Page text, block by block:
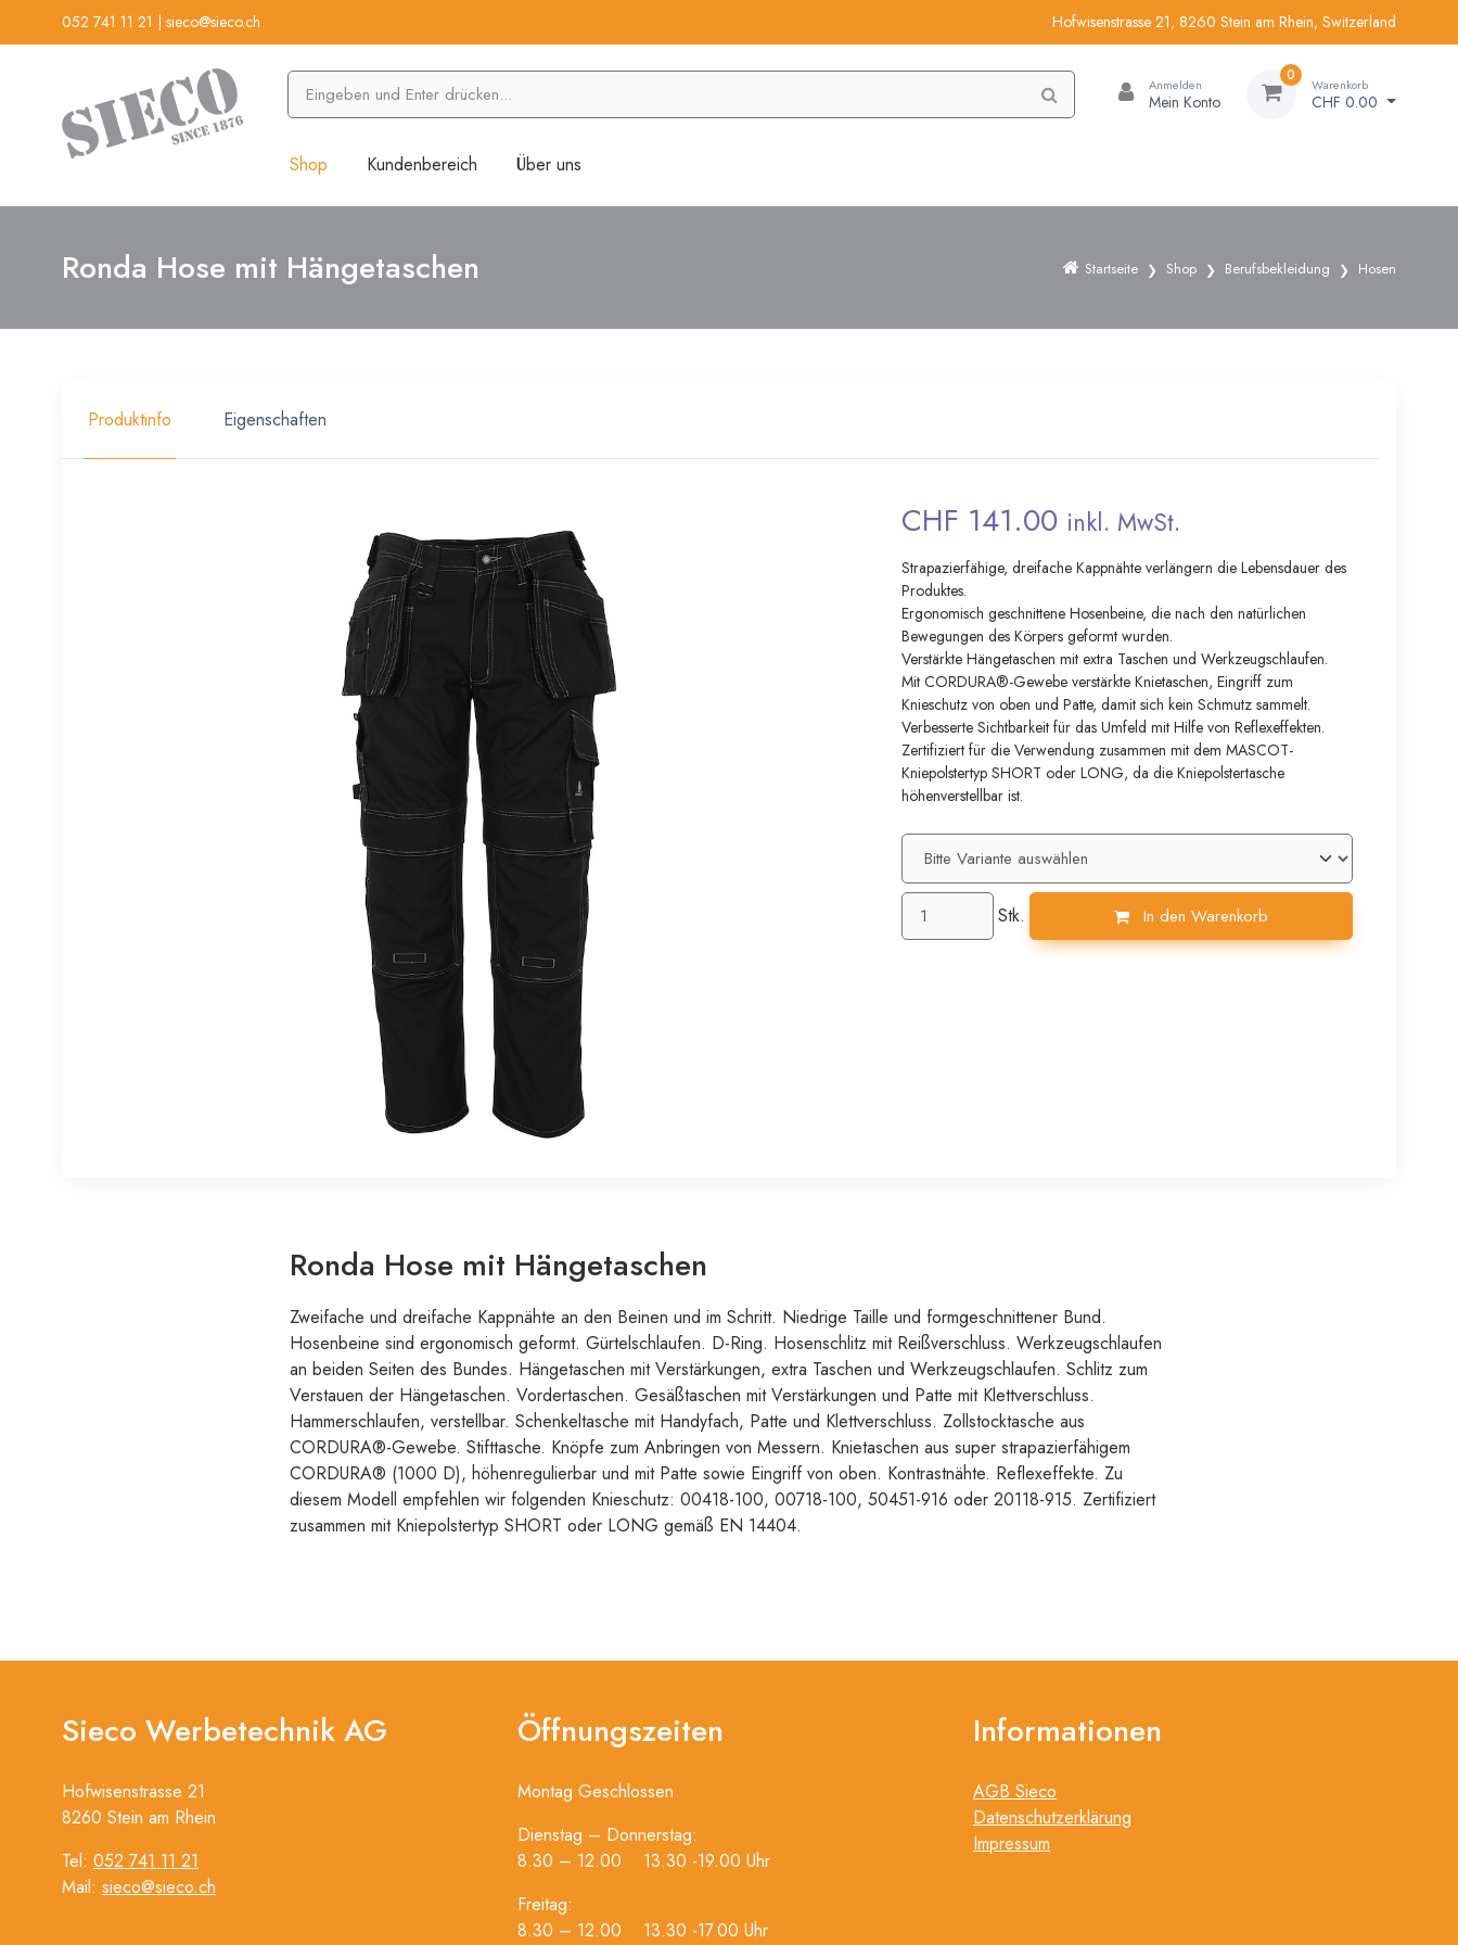
052 741 11 21 sieco@sieco.ch Hofwisenstrasse 21, 8260 Stein am Rhein, Switzerland
Anmelden
Mein Konto
0 Warenkorb
CHF 0.00
Shop Kundenbereich Über uns
Startseite Shop Berufsbekleidung Hosen
Ronda Hose mit Hängetaschen
Produktinfo Eigenschaften
CHF 141.00 inkl. MwSt.
Strapazierfähige, dreifache Kappnähte verlängern die Lebensdauer des
Produktes.
Ergonomisch geschnittene Hosenbeine, die nach den natürlichen
Bewegungen des Körpers geformt wurden.
Verstärkte Hängetaschen mit extra Taschen und Werkzeugschlaufen.
Mit CORDURA®-Gewebe verstärkte Knietaschen, Eingriff zum
Knieschutz von oben und Patte, damit sich kein Schmutz sammelt.
Verbesserte Sichtbarkeit für das Umfeld mit Hilfe von Reflexeffekten.
Zertifiziert für die Verwendung zusammen mit dem MASCOT-
Kniepolstertyp SHORT oder LONG, da die Kniepolstertasche
höhenverstellbar ist.
Stk. In den Warenkorb
Ronda Hose mit Hängetaschen
Zweifache und dreifache Kappnähte an den Beinen und im Schritt. Niedrige Taille und formgeschnittener Bund.
Hosenbeine sind ergonomisch geformt. Gürtelschlaufen. D-Ring. Hosenschlitz mit Reißverschluss. Werkzeugschlaufen
an beiden Seiten des Bundes. Hängetaschen mit Verstärkungen, extra Taschen und Werkzeugschlaufen. Schlitz zum
Verstauen der Hängetaschen. Vordertaschen. Gesäßtaschen mit Verstärkungen und Patte mit Klettverschluss.
Hammerschlaufen, verstellbar. Schenkeltasche mit Handyfach, Patte und Klettverschluss. Zollstocktasche aus
CORDURA®-Gewebe. Stifttasche. Knöpfe zum Anbringen von Messern. Knietaschen aus super strapazierfähigem
CORDURA® (1000 D), höhenregulierbar und mit Patte sowie Eingriff von oben. Kontrastnähte. Reflexeffekte. Zu
diesem Modell empfehlen wir folgenden Knieschutz: 00418-100, 00718-100, 50451-916 oder 20118-915. Zertifiziert
zusammen mit Kniepolstertyp SHORT oder LONG gemäß EN 14404.
Sieco Werbetechnik AG
Hofwisenstrasse 21
8260 Stein am Rhein
Tel: 052 741 11 21
Mail: sieco@sieco.ch
Öffnungszeiten
Montag Geschlossen
Dienstag – Donnerstag:
8.30 – 12.00 13.30 -19.00 Uhr
Freitag:
8.30 – 12.00 13.30 -17.00 Uhr
Informationen
AGB Sieco
Datenschutzerklärung
Impressum